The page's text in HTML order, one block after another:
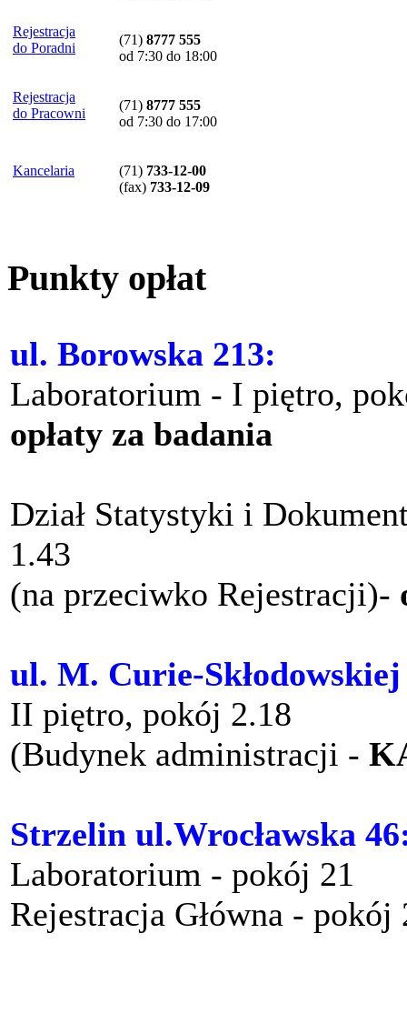
Rejestracja
do Poradni
(71) 8777 555
od 7:30 do 18:00
Rejestracja
do Pracowni
(71) 8777 555
od 7:30 do 17:00
Kancelaria (71) 733-12-00
(fax) 733-12-09
Punkty opłat
ul. Borowska 213:
Laboratorium - I piętro,
opłaty za badania
Dział Statystyki i
1.43
(na przeciwko Rejestracji)-
ul. M. Curie-Skłodowskiej
II piętro, pokój 2.18
(Budynek administracji -
Strzelin ul.Wrocławska
Laboratorium - pokój 21
Rejestracja Główna -